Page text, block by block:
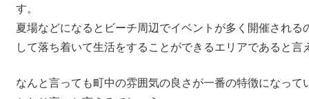
す。
夏場などになるとビーチ周辺でイベントが多く開催され
して落ち着いて生活をすることができるエリアであると言
なんと言っても町中の雰囲気の良さが一番の特徴になっ